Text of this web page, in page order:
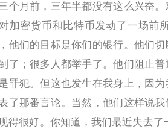
个月前，三年半都没有这么兴奋
加密货币和比特币发动了一场前
他们的目标是你们的银行。他们
了；很多人都举手了。他们阻止
罪犯。但这也发生在我身上，因
了那番言论。当然，他们这样说
得很好。你知道，我们最近失去